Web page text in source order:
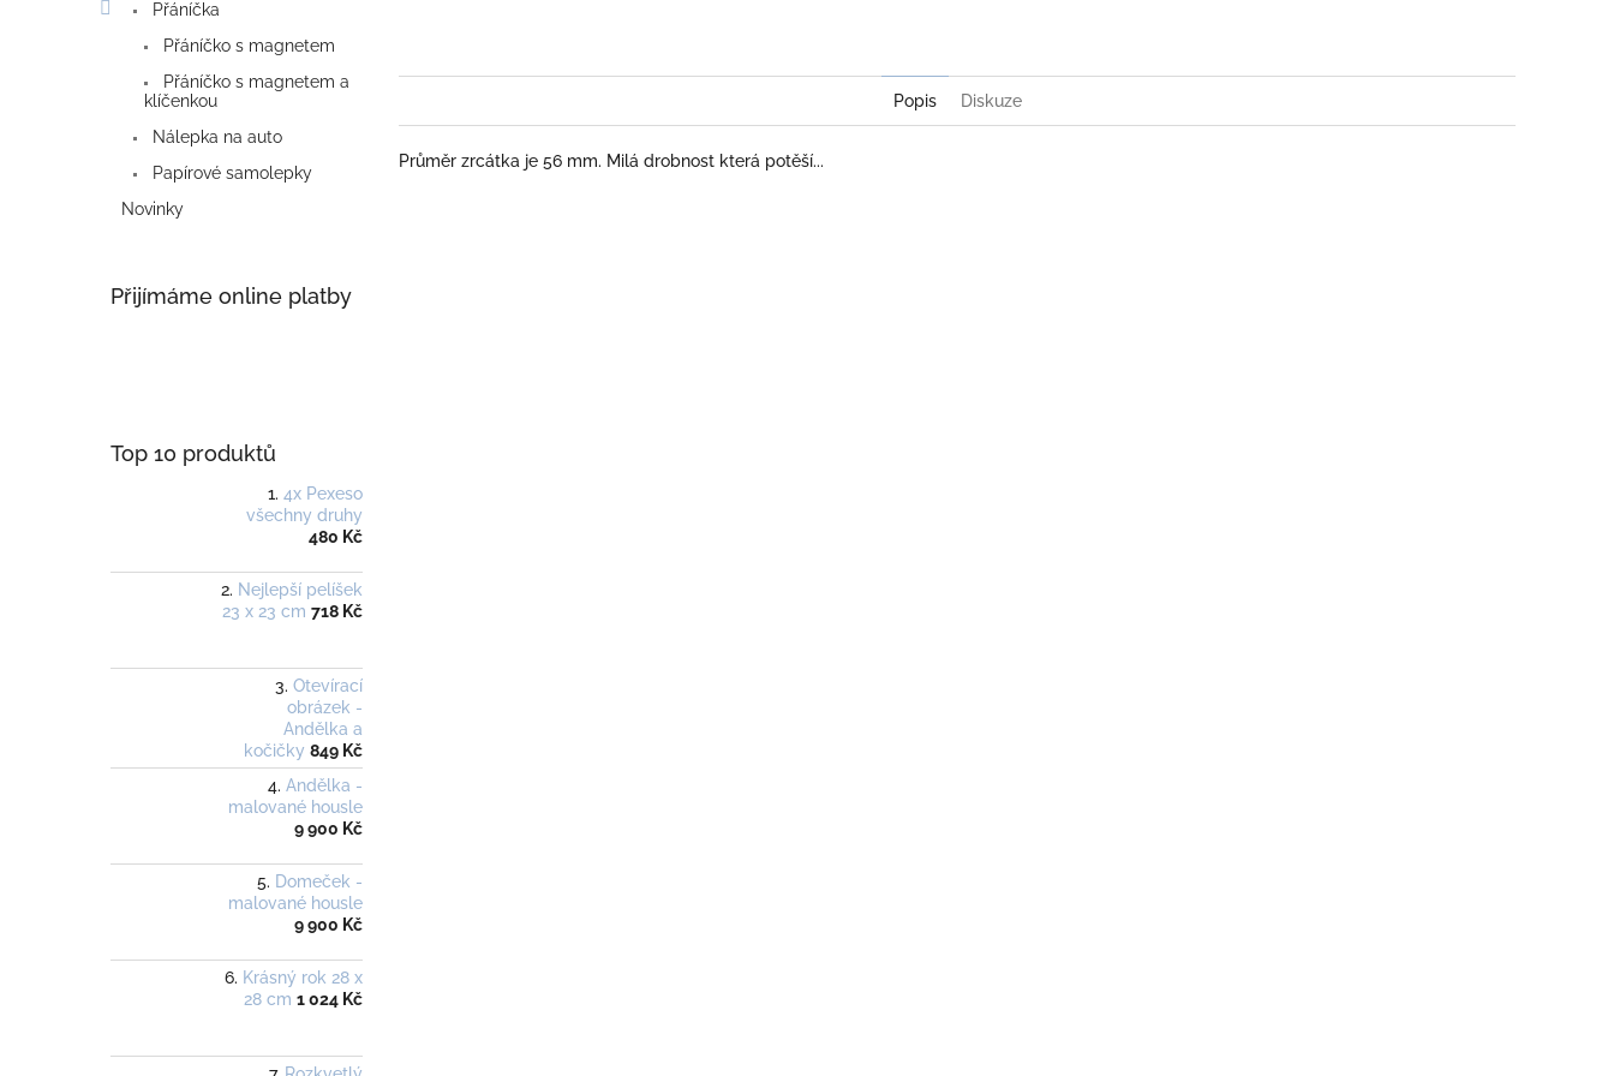
Přáníčka
Přáníčko s magnetem
Přáníčko s magnetem a
klíčenkou
Nálepka na auto
Papírové samolepky
Novinky
Přijímáme online platby
Top 10 produktů
4x Pexeso
všechny druhy
480 Kč
Nejlepší pelíšek
23 x 23 cm 718 Kč
Otevírací
obrázek -
Andělka a
kočičky 849 Kč
Andělka -
malované housle
9 900 Kč
Domeček -
malované housle
9 900 Kč
Krásný rok 28 x
28 cm 1 024 Kč
Popis Diskuze
Průměr zrcátka je 56 mm. Milá drobnost která potěší...